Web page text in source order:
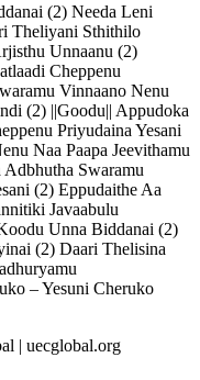
(2) Needa Leni
Theliyani Sthithilo
Unnaanu (2)
Cheppenu
Vinnaano Nenu
(2) ||Goodu|| Appudoka
Priyudaina Yesani
Naa Paapa Jeevithamu
Swaramu
(2) Eppudaithe Aa
Javaabulu
Unna Biddanai (2)
(2) Daari Thelisina
– Yesuni Cheruko
| uecglobal.org